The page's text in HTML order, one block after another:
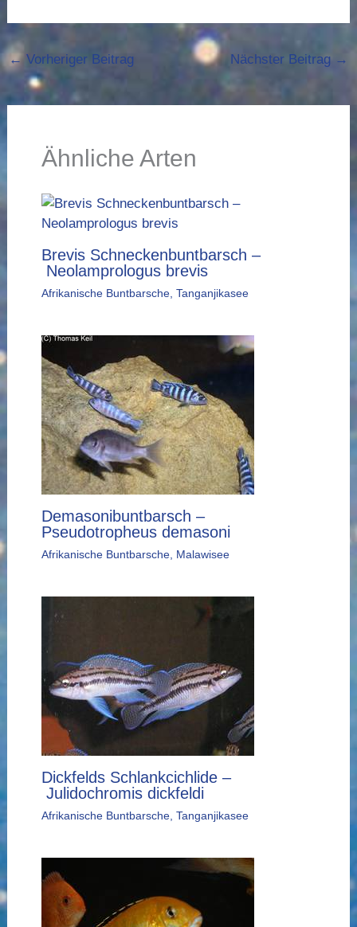
← Vorheriger Beitrag Nächster Beitrag →
Ähnliche Arten
Brevis Schneckenbuntbarsch –
Neolamprologus brevis
Afrikanische Buntbarsche, Tanganjikasee
Demasonibuntbarsch –
Pseudotropheus demasoni
Afrikanische Buntbarsche, Malawisee
Dickfelds Schlankcichlide –
Julidochromis dickfeldi
Afrikanische Buntbarsche, Tanganjikasee